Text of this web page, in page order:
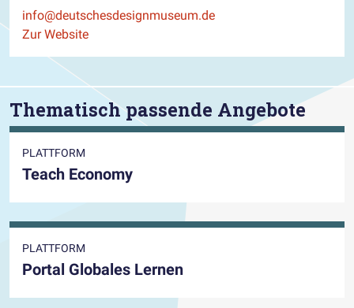
E-Mail
info@deutschesdesignmuseum.de
Website
Zur Website
Thematisch passende Angebote
PLATTFORM
Teach Economy
PLATTFORM
Portal Globales Lernen